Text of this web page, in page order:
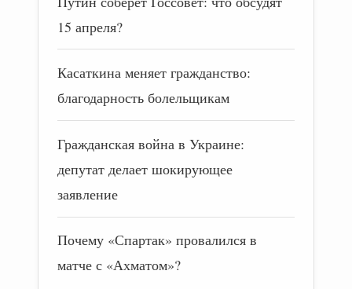
15 апреля?
Касаткина меняет гражданство:
благодарность болельщикам
Гражданская война в Украине:
депутат делает шокирующее
заявление
Почему «Спартак» провалился в
матче с «Ахматом»?